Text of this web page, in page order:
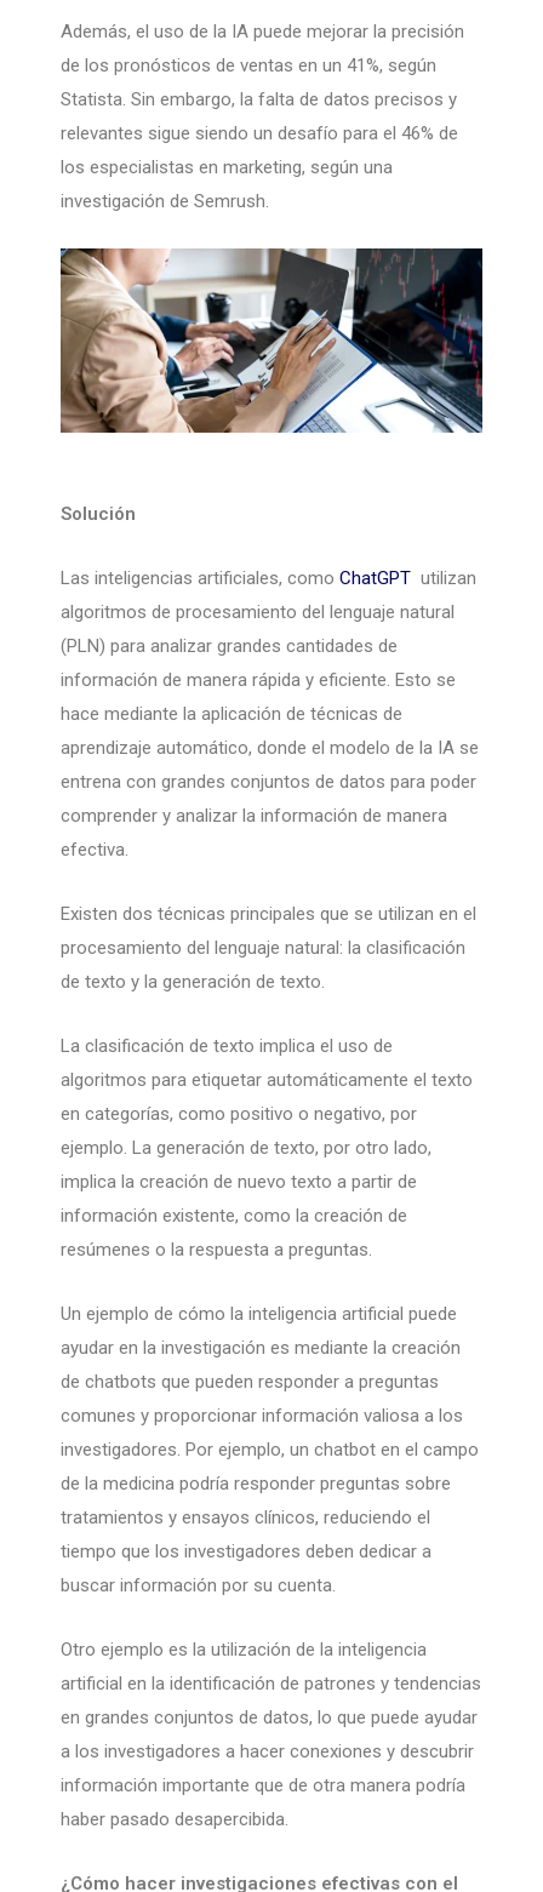
Además, el uso de la IA puede mejorar la precisión
de los pronósticos de ventas en un 41%, según
Statista. Sin embargo, la falta de datos precisos y
relevantes sigue siendo un desafío para el 46% de
los especialistas en marketing, según una
investigación de Semrush.
Solución
Las inteligencias artificiales, como ChatGPT utilizan
algoritmos de procesamiento del lenguaje natural
(PLN) para analizar grandes cantidades de
información de manera rápida y eficiente. Esto se
hace mediante la aplicación de técnicas de
aprendizaje automático, donde el modelo de la IA se
entrena con grandes conjuntos de datos para poder
comprender y analizar la información de manera
efectiva.
Existen dos técnicas principales que se utilizan en el
procesamiento del lenguaje natural: la clasificación
de texto y la generación de texto.
La clasificación de texto implica el uso de
algoritmos para etiquetar automáticamente el texto
en categorías, como positivo o negativo, por
ejemplo. La generación de texto, por otro lado,
implica la creación de nuevo texto a partir de
información existente, como la creación de
resúmenes o la respuesta a preguntas.
Un ejemplo de cómo la inteligencia artificial puede
ayudar en la investigación es mediante la creación
de chatbots que pueden responder a preguntas
comunes y proporcionar información valiosa a los
investigadores. Por ejemplo, un chatbot en el campo
de la medicina podría responder preguntas sobre
tratamientos y ensayos clínicos, reduciendo el
tiempo que los investigadores deben dedicar a
buscar información por su cuenta.
Otro ejemplo es la utilización de la inteligencia
artificial en la identificación de patrones y tendencias
en grandes conjuntos de datos, lo que puede ayudar
a los investigadores a hacer conexiones y descubrir
información importante que de otra manera podría
haber pasado desapercibida.
¿Cómo hacer investigaciones efectivas con el